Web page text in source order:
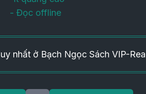
- Đọc offline
nhất ở Bạch Ngọc Sách VIP-